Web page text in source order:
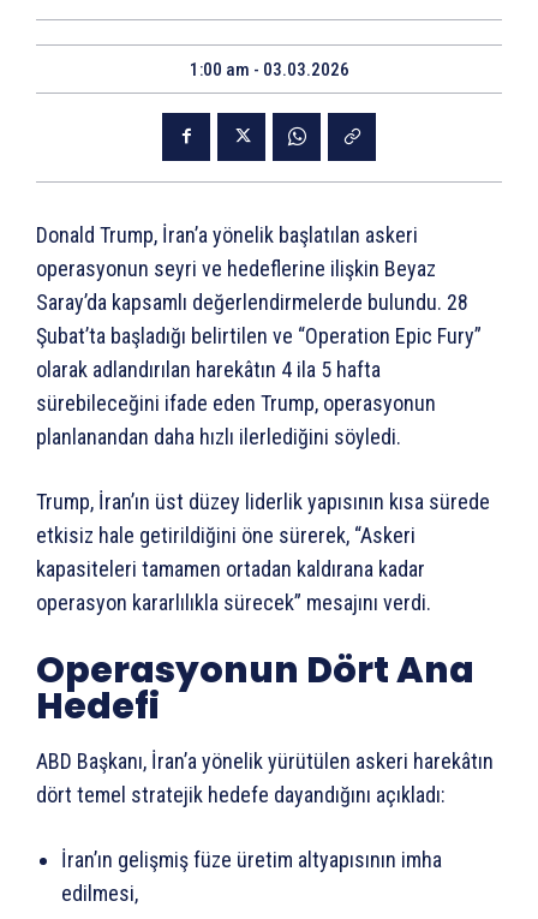
1:00 am - 03.03.2026
Donald Trump, İran’a yönelik başlatılan askeri
operasyonun seyri ve hedeflerine ilişkin Beyaz
Saray’da kapsamlı değerlendirmelerde bulundu. 28
Şubat’ta başladığı belirtilen ve “Operation Epic Fury”
olarak adlandırılan harekâtın 4 ila 5 hafta
sürebileceğini ifade eden Trump, operasyonun
planlanandan daha hızlı ilerlediğini söyledi.
Trump, İran’ın üst düzey liderlik yapısının kısa sürede
etkisiz hale getirildiğini öne sürerek, “Askeri
kapasiteleri tamamen ortadan kaldırana kadar
operasyon kararlılıkla sürecek” mesajını verdi.
Operasyonun Dört Ana
Hedefi
ABD Başkanı, İran’a yönelik yürütülen askeri harekâtın
dört temel stratejik hedefe dayandığını açıkladı:
İran’ın gelişmiş füze üretim altyapısının imha
edilmesi,